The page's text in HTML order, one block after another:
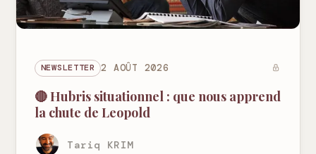
NEWSLETTER 2 AOÛT 2026
🔴 Hubris situationnel : que nous apprend
la chute de Leopold
Tariq KRIM